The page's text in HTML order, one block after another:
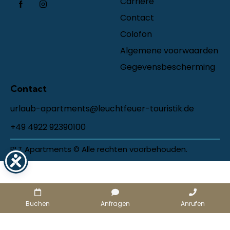
Contact
Colofon
Algemene voorwaarden
Gegevensbescherming
Contact
urlaub-apartments@leuchtfeuer-touristik.de
+49 4922 92390100
BLT Apartments © Alle rechten voorbehouden.
Buchen Anfragen Anrufen